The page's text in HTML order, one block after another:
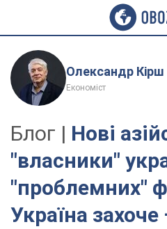
Олександр Кірш
Економіст
Блог | Нові
"власники"
"проблемних"
Україна